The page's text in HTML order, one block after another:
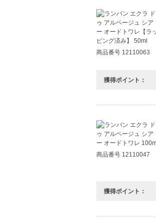
商品番号 12110063
獲得ポイント：
商品番号 12110047
獲得ポイント：